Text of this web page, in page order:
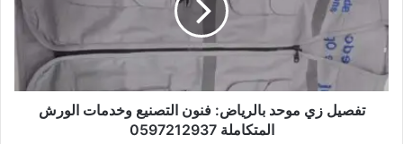
تفصيل زي موحد بالرياض: فنون التصنيع وخدمات الورش
المتكاملة 0597212937